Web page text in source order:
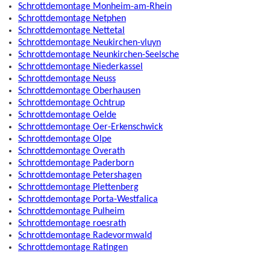
Schrottdemontage Monheim-am-Rhein
Schrottdemontage Netphen
Schrottdemontage Nettetal
Schrottdemontage Neukirchen-vluyn
Schrottdemontage Neunkirchen-Seelsche
Schrottdemontage Niederkassel
Schrottdemontage Neuss
Schrottdemontage Oberhausen
Schrottdemontage Ochtrup
Schrottdemontage Oelde
Schrottdemontage Oer-Erkenschwick
Schrottdemontage Olpe
Schrottdemontage Overath
Schrottdemontage Paderborn
Schrottdemontage Petershagen
Schrottdemontage Plettenberg
Schrottdemontage Porta-Westfalica
Schrottdemontage Pulheim
Schrottdemontage roesrath
Schrottdemontage Radevormwald
Schrottdemontage Ratingen